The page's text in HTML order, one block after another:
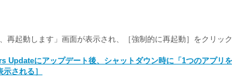
再起動します」画面が表示され、［強制的に再起動］をクリッ
Updateにアップデート後、シャットダウン時に「1つのアプリ
される］